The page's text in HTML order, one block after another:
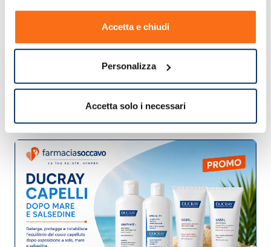
Accetta e chiudi
Personalizza
Accetta solo i necessari